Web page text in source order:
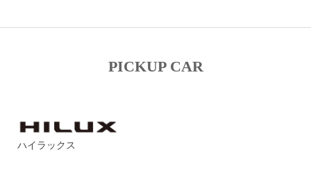
PICKUP CAR
ハイラックス